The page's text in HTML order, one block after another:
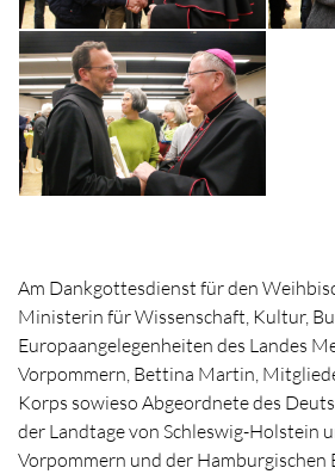
Am Dankgottesdienst für den
Ministerin für Wissenschaft, Kultur,
Europaangelegenheiten des Landes
Vorpommern, Bettina Martin,
Korps sowieso Abgeordnete des
der Landtage von Schleswig-Holstein
Vorpommern und der